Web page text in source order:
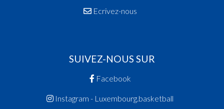
Ecrivez-nous
SUIVEZ-NOUS SUR
Facebook
Instagram - Luxembourg.basketball